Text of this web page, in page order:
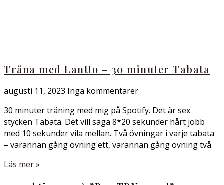
Träna med Lantto – 30 minuter Tabata
augusti 11, 2023 Inga kommentarer
30 minuter träning med mig på Spotify. Det är sex
stycken Tabata. Det vill säga 8*20 sekunder hårt jobb
med 10 sekunder vila mellan. Två övningar i varje tabata
– varannan gång övning ett, varannan gång övning två.
Läs mer »